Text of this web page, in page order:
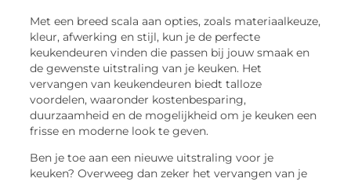
Met een breed scala aan opties, zoals materiaalkeuze,
kleur, afwerking en stijl, kun je de perfecte
keukendeuren vinden die passen bij jouw smaak en
de gewenste uitstraling van je keuken. Het
vervangen van keukendeuren biedt talloze
voordelen, waaronder kostenbesparing,
duurzaamheid en de mogelijkheid om je keuken een
frisse en moderne look te geven.
Ben je toe aan een nieuwe uitstraling voor je
keuken? Overweeg dan zeker het vervangen van je